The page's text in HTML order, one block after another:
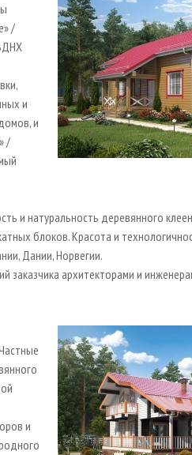
/
и
и
/
и натуральность деревянного
блоков. Красота и
Дании, Норвегии.
заказчика архитекторами и
и